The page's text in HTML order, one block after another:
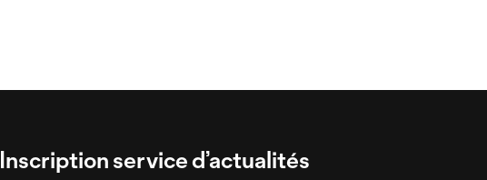
Inscription service d’actualités